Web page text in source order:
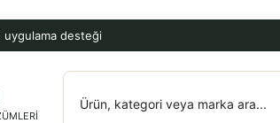
desteği